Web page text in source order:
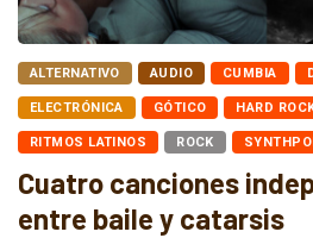
ALTERNATIVO AUDIO CUMBIA
ELECTRÓNICA GÓTICO HARD
RITMOS LATINOS ROCK
Cuatro canciones
entre baile y catarsis